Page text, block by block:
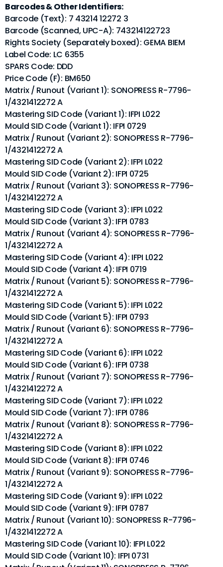
Barcodes & Other Identifiers:
Barcode (Text): 7 43214 12272 3
Barcode (Scanned, UPC-A): 743214122723
Rights Society (Separately boxed): GEMA BIEM
Label Code: LC 6355
SPARS Code: DDD
Price Code (F): BM650
Matrix / Runout (Variant 1): SONOPRESS R-7796-
1/4321412272 A
Mastering SID Code (Variant 1): IFPI L022
Mould SID Code (Variant 1): IFPI 0729
Matrix / Runout (Variant 2): SONOPRESS R-7796-
1/4321412272 A
Mastering SID Code (Variant 2): IFPI L022
Mould SID Code (Variant 2): IFPI 0725
Matrix / Runout (Variant 3): SONOPRESS R-7796-
1/4321412272 A
Mastering SID Code (Variant 3): IFPI L022
Mould SID Code (Variant 3): IFPI 0783
Matrix / Runout (Variant 4): SONOPRESS R-7796-
1/4321412272 A
Mastering SID Code (Variant 4): IFPI L022
Mould SID Code (Variant 4): IFPI 0719
Matrix / Runout (Variant 5): SONOPRESS R-7796-
1/4321412272 A
Mastering SID Code (Variant 5): IFPI L022
Mould SID Code (Variant 5): IFPI 0793
Matrix / Runout (Variant 6): SONOPRESS R-7796-
1/4321412272 A
Mastering SID Code (Variant 6): IFPI L022
Mould SID Code (Variant 6): IFPI 0738
Matrix / Runout (Variant 7): SONOPRESS R-7796-
1/4321412272 A
Mastering SID Code (Variant 7): IFPI L022
Mould SID Code (Variant 7): IFPI 0786
Matrix / Runout (Variant 8): SONOPRESS R-7796-
1/4321412272 A
Mastering SID Code (Variant 8): IFPI L022
Mould SID Code (Variant 8): IFPI 0746
Matrix / Runout (Variant 9): SONOPRESS R-7796-
1/4321412272 A
Mastering SID Code (Variant 9): IFPI L022
Mould SID Code (Variant 9): IFPI 0787
Matrix / Runout (Variant 10): SONOPRESS R-7796-
1/4321412272 A
Mastering SID Code (Variant 10): IFPI L022
Mould SID Code (Variant 10): IFPI 0731